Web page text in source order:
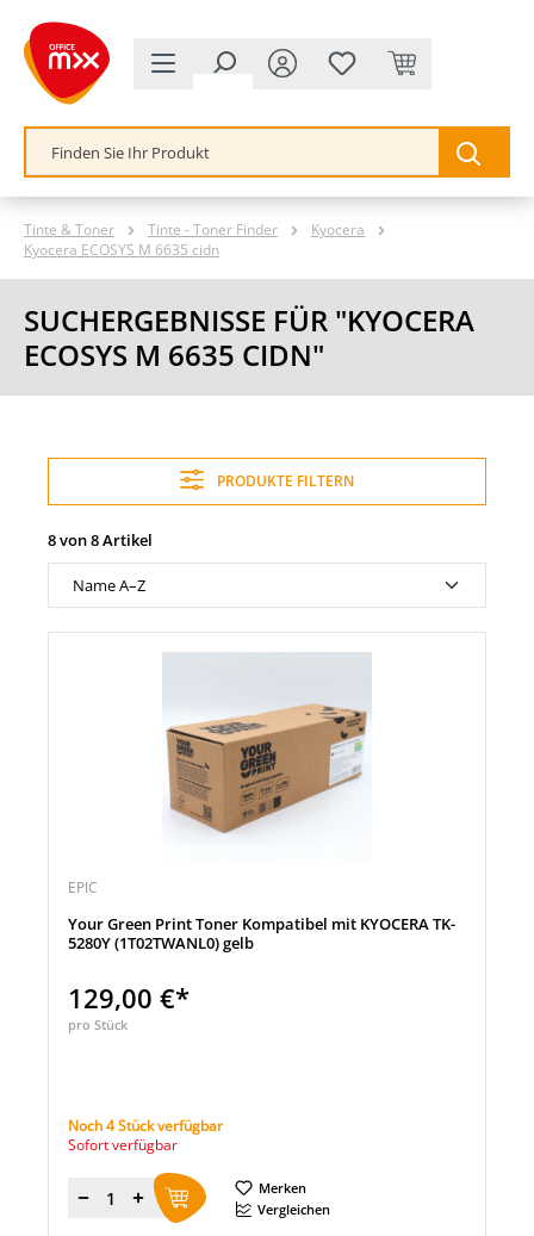
springen
Tinte & Toner Tinte - Toner Finder
Kyocera
Kyocera ECOSYS M 6635 cidn
SUCHERGEBNISSE FÜR "KYOCERA
ECOSYS M 6635 CIDN"
PRODUKTE FILTERN
8 von 8 Artikel
EPIC
Your Green Print Toner Kompatibel mit KYOCERA TK-
5280Y (1T02TWANL0) gelb
129,00 €*
pro Stück
Noch 4 Stück verfügbar
Sofort verfügbar
Menge
Merken
Vergleichen